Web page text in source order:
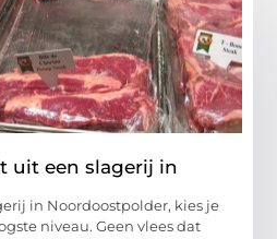
uit een slagerij in
in Noordoostpolder, kies je
niveau. Geen vlees dat